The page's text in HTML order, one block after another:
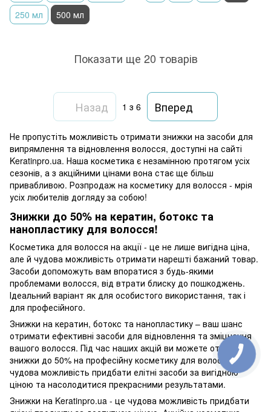
250 мл
500 мл
Показати ще 20 товарів
Назад 1 з 6 Вперед
Не пропустіть можливість отримати знижки на засоби для
випрямлення та відновлення волосся, доступні на сайті
Keratinpro.ua. Наша косметика є незамінною протягом усіх
сезонів, а з акційними цінами вона стає ще більш
привабливою. Розпродаж на косметику для волосся - мрія
усіх любителів догляду за собою!
Знижки до 50% на кератин, ботокс та
нанопластику для волосся!
Косметика для волосся на акції - це не лише вигідна ціна,
але й чудова можливість отримати нарешті бажаний товар.
Засоби допоможуть вам впоратися з будь-якими
проблемами волосся, від втрати блиску до пошкоджень.
Ідеальний варіант як для особистого використання, так і
для професійного.
Знижки на кератин, ботокс та нанопластику – ваш шанс
отримати ефективні засоби для відновлення та зміцнення
вашого волосся. Під час наших акцій ви можете отримати
знижки до 50% на професійну косметику для волосся. Це
чудова можливість придбати елітні засоби за вигідною
ціною та насолодитися прекрасними результатами.
Знижки на Keratinpro.ua - це чудова можливість придбати